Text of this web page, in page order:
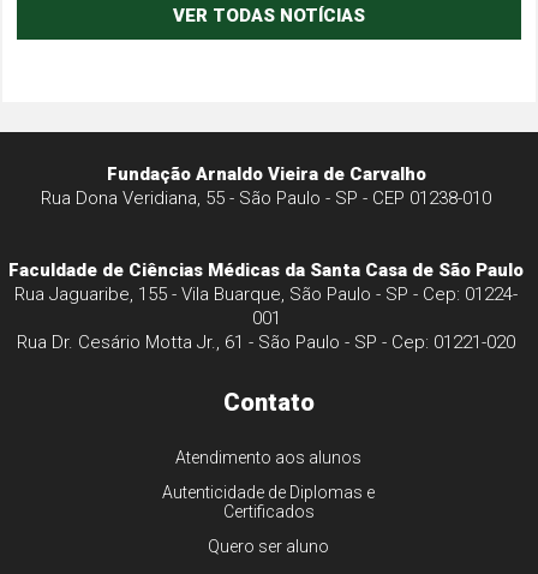
VER TODAS NOTÍCIAS
Fundação Arnaldo Vieira de Carvalho
Rua Dona Veridiana, 55 - São Paulo - SP - CEP 01238-010
Faculdade de Ciências Médicas da Santa Casa de São Paulo
Rua Jaguaribe, 155 - Vila Buarque, São Paulo - SP - Cep: 01224-
001
Rua Dr. Cesário Motta Jr., 61 - São Paulo - SP - Cep: 01221-020
Contato
Atendimento aos alunos
Autenticidade de Diplomas e
Certificados
Quero ser aluno